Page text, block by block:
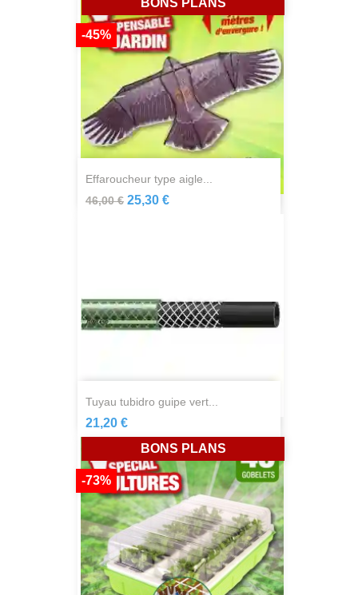
effaroucheur type aigle...
46,00 €
-45%
25,30 €
tuyau tubidro guipe vert...
21,20 €
-73%
BONS PLANS